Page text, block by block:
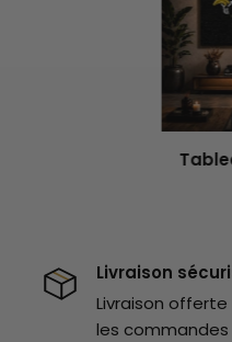
coque singe
design coloré et
de te distinguer
Cette coque de
plusieurs
également à
miette.
Livraison
Livraison
les commandes